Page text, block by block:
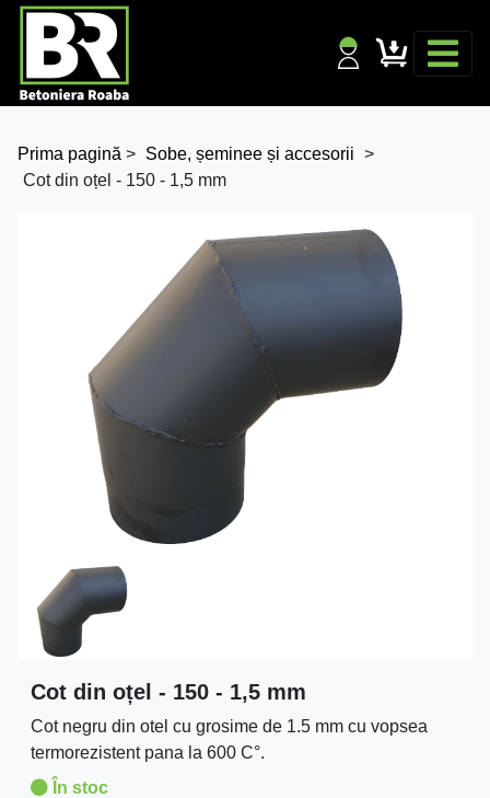
Prima pagină > Sobe, șeminee și accesorii >
Cot din oțel - 150 - 1,5 mm
Cot din oțel - 150 - 1,5 mm
Cot negru din otel cu grosime de 1.5 mm cu vopsea
termorezistent pana la 600 C°.
În stoc